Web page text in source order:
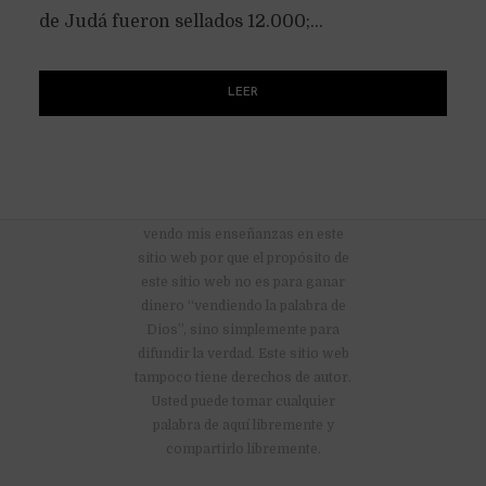
de Judá fueron sellados 12.000;...
LEER
vendo mis enseñanzas en este
sitio web por que el propósito de
este sitio web no es para ganar
dinero “vendiendo la palabra de
Dios”, sino simplemente para
difundir la verdad. Este sitio web
tampoco tiene derechos de autor.
Usted puede tomar cualquier
palabra de aquí libremente y
compartirlo libremente.